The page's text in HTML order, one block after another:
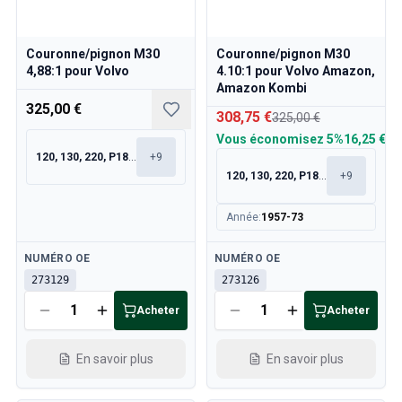
Volvo 850 Roues/Chapeaux de moyeu
Volvo 850 Pièces de carrosserie
Volvo 850 Système de carburant/échappement
Volvo 850 Pièces intérieures
Volvo 850 Système de refroidissement
Volvo 850 Pièces diverses
Pièces Volvo 940/960
Carburant & Échappement
Jantes & Pneus
Couronne/pignon M30
4,88:1 pour Volvo
325,00 €
120, 130, 220, P1800 +9
Disponible
NUMÉRO OE
273129
Acheter
En savoir plus
Couronne/pignon M30
4.10:1 pour Volvo Amazon,
Amazon Kombi
308,75 €325,00 €
Vous économisez 5%16,25 €
120, 130, 220, P1800 +9
Année:1957-73
Disponible
NUMÉRO OE
273126
Acheter
En savoir plus